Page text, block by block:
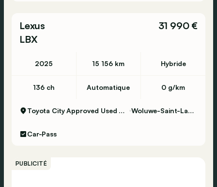
Lexus
LBX
31 990 €
2025 15 156 km Hybride
136 ch Automatique 0 g/km
Toyota City Approved Used Woluwe Woluwe-Saint-Lambert
Car-Pass
PUBLICITÉ